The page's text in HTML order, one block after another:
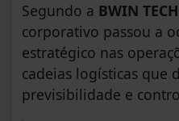
Segundo a BWIN
corporativo passou a
estratégico nas
cadeias logísticas que
previsibilidade e